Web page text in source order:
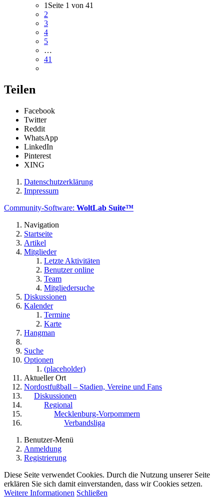
1 Seite 1 von 41
2
3
4
5
…
41
Teilen
Facebook
Twitter
Reddit
WhatsApp
LinkedIn
Pinterest
XING
Datenschutzerklärung
Impressum
Community-Software: WoltLab Suite™
Navigation
Startseite
Artikel
Mitglieder
Letzte Aktivitäten
Benutzer online
Team
Mitgliedersuche
Diskussionen
Kalender
Termine
Karte
Hangman
Suche
Optionen
(placeholder)
Aktueller Ort
Nordostfußball – Stadien, Vereine und Fans
Diskussionen
Regional
Mecklenburg-Vorpommern
Verbandsliga
Benutzer-Menü
Anmeldung
Registrierung
Diese Seite verwendet Cookies. Durch die Nutzung unserer Seite
erklären Sie sich damit einverstanden, dass wir Cookies setzen.
Weitere Informationen Schließen